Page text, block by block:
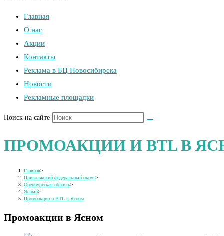
Главная
О нас
Акции
Контакты
Реклама в БЦ Новосибирска
Новости
Рекламные площадки
Поиск на сайте
ПРОМОАКЦИИ И BTL В
Главная>
Приволжский федеральный округ>
Оренбургская область>
Ясный>
Промоакции и BTL в Ясном
Промоакции в Ясном